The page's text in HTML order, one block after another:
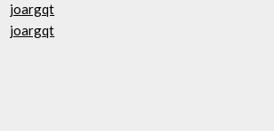
joargqt
joargqt